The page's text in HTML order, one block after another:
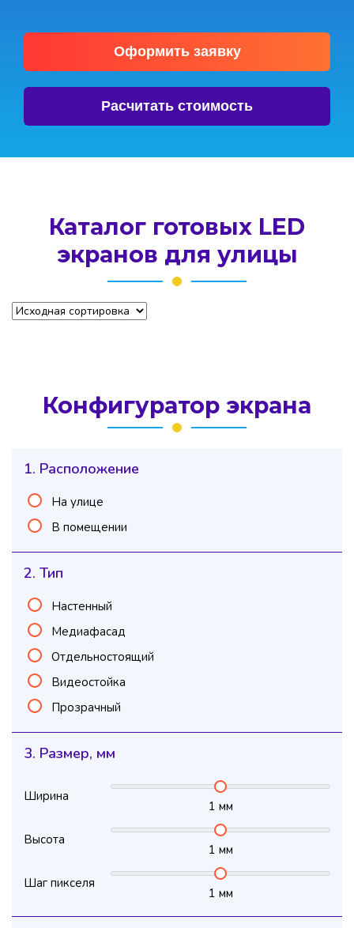
Оформить заявку
Расчитать стоимость
Каталог готовых LED
экранов для улицы
Конфигуратор экрана
1. Расположение
На улице
В помещении
2. Тип
Настенный
Медиафасад
Отдельностоящий
Видеостойка
Прозрачный
3. Размер, мм
Ширина
1 мм
Высота
1 мм
Шаг пикселя
1 мм